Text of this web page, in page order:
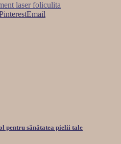
laser foliculita
Email
pentru sănătatea pielii tale